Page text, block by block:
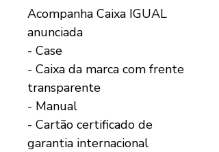
Acompanha Caixa IGUAL
anunciada
- Case
- Caixa da marca com frente
transparente
- Manual
- Cartão certificado de
garantia internacional